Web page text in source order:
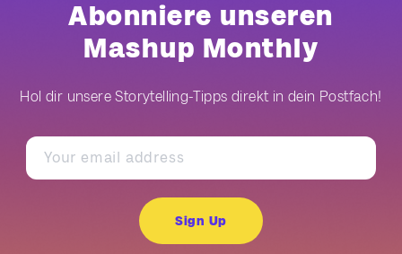
Abonniere unseren
Mashup Monthly
Hol dir unsere Storytelling-Tipps direkt in dein Postfach!